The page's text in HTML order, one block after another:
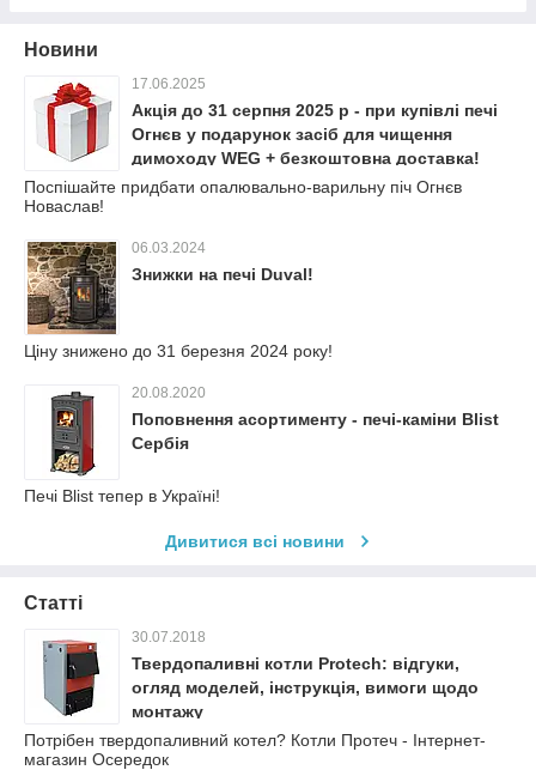
Новини
17.06.2025
Акція до 31 серпня 2025 р - при купівлі печі
Огнєв у подарунок засіб для чищення
димоходу WEG + безкоштовна доставка!
Поспішайте придбати опалювально-варильну піч Огнєв
Новаслав!
06.03.2024
Знижки на печі Duval!
Ціну знижено до 31 березня 2024 року!
20.08.2020
Поповнення асортименту - печі-каміни Blist
Сербія
Печі Blist тепер в Україні!
Дивитися всі новини
Статті
30.07.2018
Твердопаливні котли Protech: відгуки,
огляд моделей, інструкція, вимоги щодо
монтажу
Потрібен твердопаливний котел? Котли Протеч - Інтернет-
магазин Осередок